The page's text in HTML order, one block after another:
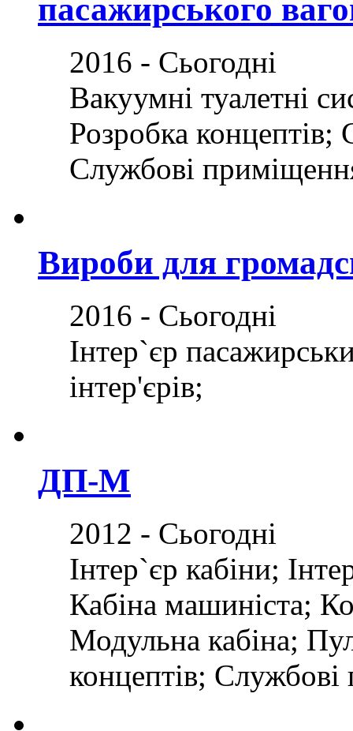
пасажирського
2016 - Сьогодні
Вакуумні туалетні
Розробка концептів;
Службові
Вироби для
2016 - Сьогодні
Інтер`єр
інтер'єрів;
ДП-М
2012 - Сьогодні
Інтер`єр кабіни;
Кабіна машиніста;
Модульна кабіна;
концептів;